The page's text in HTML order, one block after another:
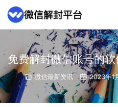
免费解封微信账号的
微信最新资讯 2023年1